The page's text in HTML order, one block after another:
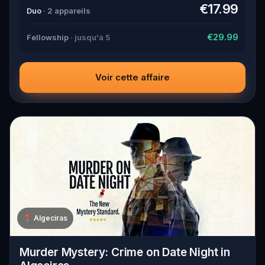
Duo · 2 appareils €17.99
Fellowship · jusqu'à 5 €29.99
Voir cette affaire
📍 Algeciras
Murder Mystery: Crime on Date Night in